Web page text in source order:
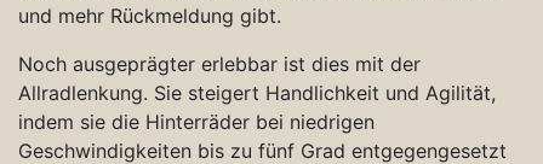
und mehr Rückmeldung gibt.
Noch ausgeprägter erlebbar ist dies mit der
Allradlenkung. Sie steigert Handlichkeit und Agilität,
indem sie die Hinterräder bei niedrigen
Geschwindigkeiten bis zu fünf Grad entgegengesetzt